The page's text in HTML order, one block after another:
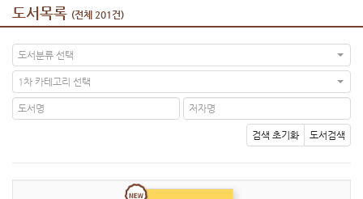
도서목록 (전체 201건)
도서분류 선택
1차 카테고리 선택
검색 초기화 도서검색